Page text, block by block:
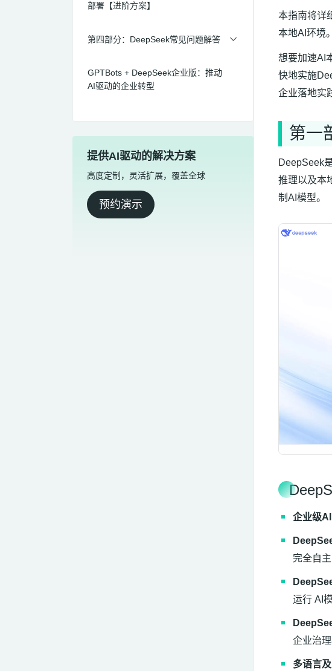
部署【进阶方案】
第四部分：DeepSeek常见问题解答
GPTBots + DeepSeek企业版：推动
AI驱动的企业转型
提供AI驱动的解决方案
高度定制，灵活扩展，覆盖全球
预约演示
本指南将详
本地AI环境。
想要加速AI
快地实施
企业落地实
第一
DeepSeek
推理以及本
制AI模型。
企业级AI
完全自
运行 AI模
企业治理
多语言